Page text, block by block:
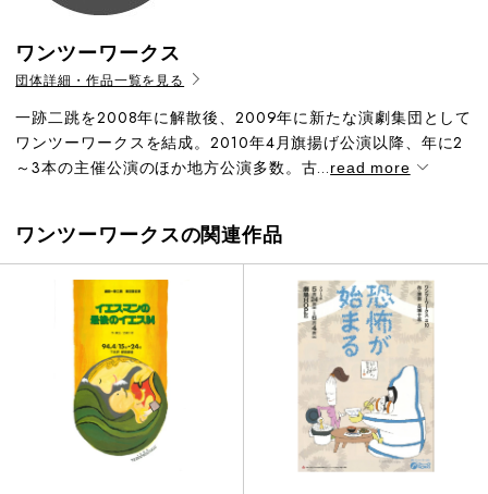
ワンツーワークス
団体詳細・作品一覧を見る
一跡二跳を2008年に解散後、2009年に新たな演劇集団として
ワンツーワークスを結成。2010年4月旗揚げ公演以降、年に2
～3本の主催公演のほか地方公演多数。古...read more
ワンツーワークスの関連作品